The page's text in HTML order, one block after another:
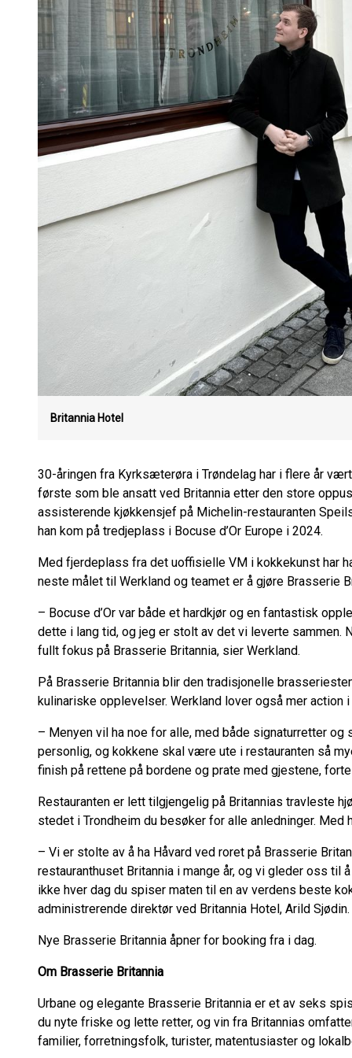
Britannia Hotel
30-åringen fra Kyrksæterøra i Trøndelag har i flere år
første som ble ansatt ved Britannia etter den store
assisterende kjøkkensjef på Michelin-restauranten
han kom på tredjeplass i Bocuse d’Or Europe i 2024.
Med fjerdeplass fra det uoffisielle VM i kokkekunst har
neste målet til Werkland og teamet er å gjøre Brasserie
– Bocuse d’Or var både et hardkjør og en fantastisk
dette i lang tid, og jeg er stolt av det vi leverte sammen.
fullt fokus på Brasserie Britannia, sier Werkland.
På Brasserie Britannia blir den tradisjonelle
kulinariske opplevelser. Werkland lover også mer action i
– Menyen vil ha noe for alle, med både signaturretter
personlig, og kokkene skal være ute i restauranten så
finish på rettene på bordene og prate med gjestene,
Restauranten er lett tilgjengelig på Britannias travleste
stedet i Trondheim du besøker for alle anledninger.
– Vi er stolte av å ha Håvard ved roret på Brasserie
restauranthuset Britannia i mange år, og vi gleder oss til
ikke hver dag du spiser maten til en av verdens beste
administrerende direktør ved Britannia Hotel, Arild Sjødin.
Nye Brasserie Britannia åpner for booking fra i dag.
Om Brasserie Britannia
Urbane og elegante Brasserie Britannia er et av seks
du nyte friske og lette retter, og vin fra Britannias
familier, forretningsfolk, turister, matentusiaster og